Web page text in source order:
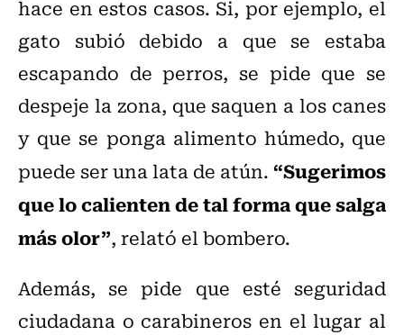
hace en estos casos. Si, por ejemplo, el
gato subió debido a que se estaba
escapando de perros, se pide que se
despeje la zona, que saquen a los canes
y que se ponga alimento húmedo, que
puede ser una lata de atún.“Sugerimos
que lo calienten de tal forma que salga
más olor”, relató el bombero.
Además, se pide que esté seguridad
ciudadana o carabineros en el lugar al